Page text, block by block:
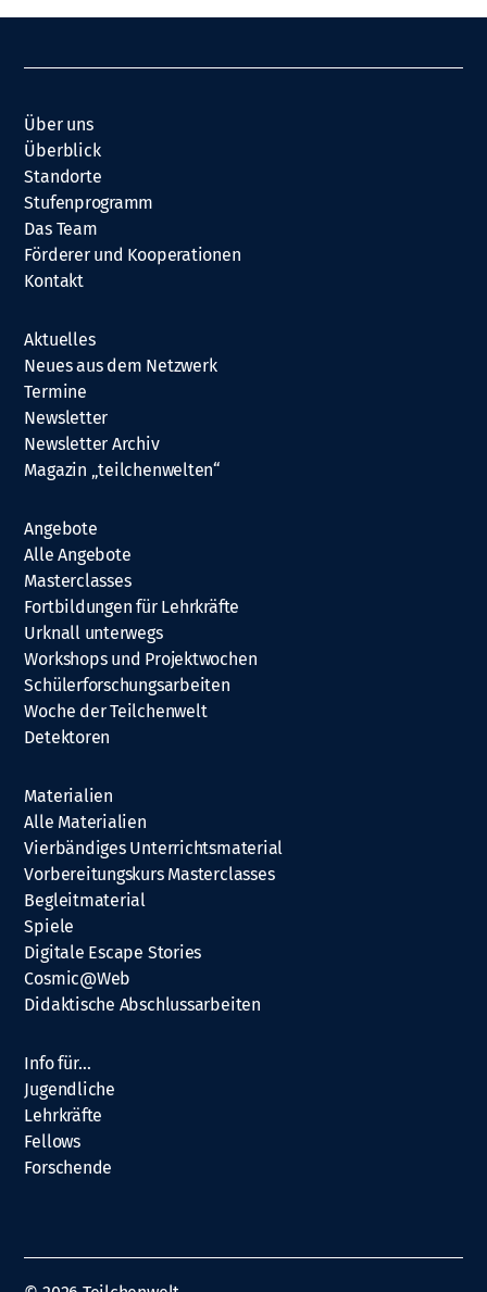
Über uns
Überblick
Standorte
Stufenprogramm
Das Team
Förderer und Kooperationen
Kontakt
Aktuelles
Neues aus dem Netzwerk
Termine
Newsletter
Newsletter Archiv
Magazin „teilchenwelten“
Angebote
Alle Angebote
Masterclasses
Fortbildungen für Lehrkräfte
Urknall unterwegs
Workshops und Projektwochen
Schülerforschungsarbeiten
Woche der Teilchenwelt
Detektoren
Materialien
Alle Materialien
Vierbändiges Unterrichtsmaterial
Vorbereitungskurs Masterclasses
Begleitmaterial
Spiele
Digitale Escape Stories
Cosmic@Web
Didaktische Abschlussarbeiten
Info für…
Jugendliche
Lehrkräfte
Fellows
Forschende